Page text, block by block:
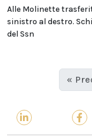
Alle Molinette
sinistro al destro.
del Ssn
«